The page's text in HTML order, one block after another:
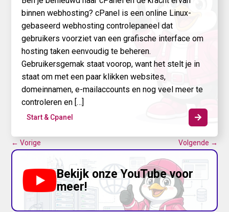
Bekijk onze YouTube voor
meer!
binnen webhosting? cPanel is een online Linux-
gebaseerd webhosting controlepaneel dat
gebruikers voorziet van een grafische interface om
hosting taken eenvoudig te beheren.
Gebruikersgemak staat voorop, want het stelt je in
staat om met een paar klikken websites,
domeinnamen, e-mailaccounts en nog veel meer te
controleren en […]
Start & Cpanel 
←Vorige Volgende →